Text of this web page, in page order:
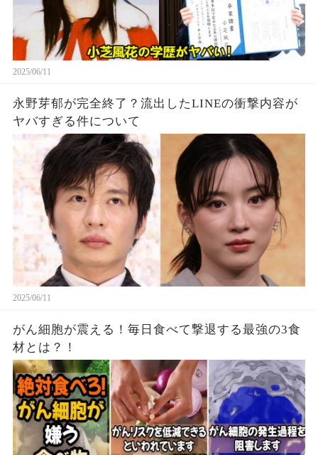
2025/06/11
永野芽郁が完全終了？流出したLINEの衝撃内容が
ヤバすぎる件について
2025/06/11
がん細胞が震える！毎日食べて撃退する最強の3食
材とは？！